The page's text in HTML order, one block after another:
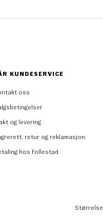
KUNDESERVICE
oss
og levering
retur og reklamasjon
hos Follestad